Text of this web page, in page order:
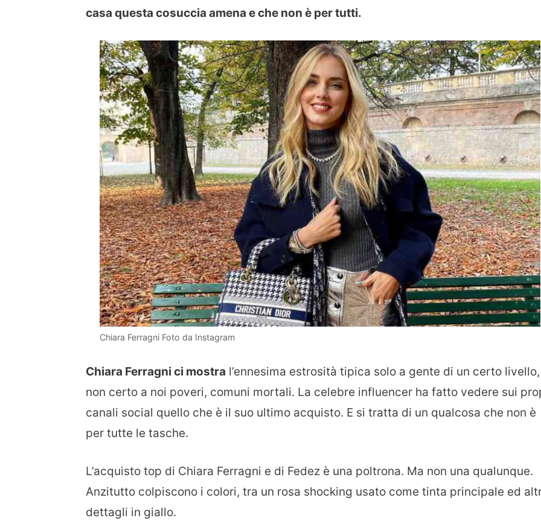
casa questa cosuccia amena e che non è per tutti.
Chiara Ferragni Foto da Instagram
Chiara Ferragni ci mostra l’ennesima estrosità tipica solo a gente di un certo
non certo a noi poveri, comuni mortali. La celebre influencer ha fatto vedere sui
canali social quello che è il suo ultimo acquisto. E si tratta di un qualcosa che non è
per tutte le tasche.
L’acquisto top di Chiara Ferragni e di Fedez è una poltrona. Ma non una qualunque.
Anzitutto colpiscono i colori, tra un rosa shocking usato come tinta principale ed
dettagli in giallo.